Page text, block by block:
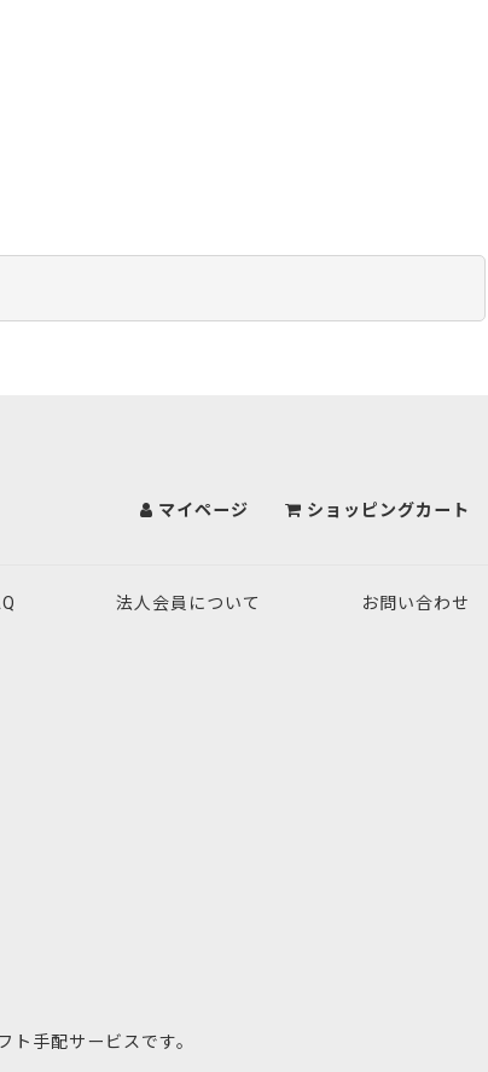
マイページ ショッピングカート
法人会員について お問い合わせ
手配サービスです。